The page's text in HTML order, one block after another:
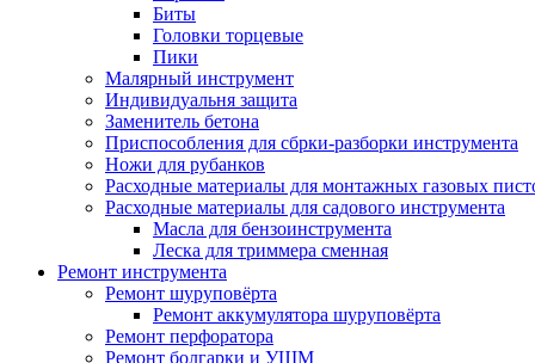
Биты
Головки торцевые
Пики
Малярный инструмент
Индивидуальня защита
Заменитель бетона
Приспособления для сбрки-разборки инструмента
Ножи для рубанков
Расходные материалы для монтажных газовых
Расходные материалы для садового инструмента
Масла для бензоинструмента
Леска для триммера сменная
Ремонт инструмента
Ремонт шуруповёрта
Ремонт аккумулятора шуруповёрта
Ремонт перфоратора
Ремонт болгарки и УШМ